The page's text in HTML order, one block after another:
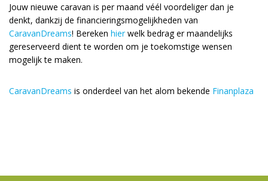
Jouw nieuwe caravan is per maand véél voordeliger dan je
denkt, dankzij de financieringsmogelijkheden van
CaravanDreams! Bereken hierwelk bedrag er maandelijks
gereserveerd dient te worden om je toekomstige wensen
mogelijk te maken.
CaravanDreams is onderdeel van het alom bekende Finanplaza